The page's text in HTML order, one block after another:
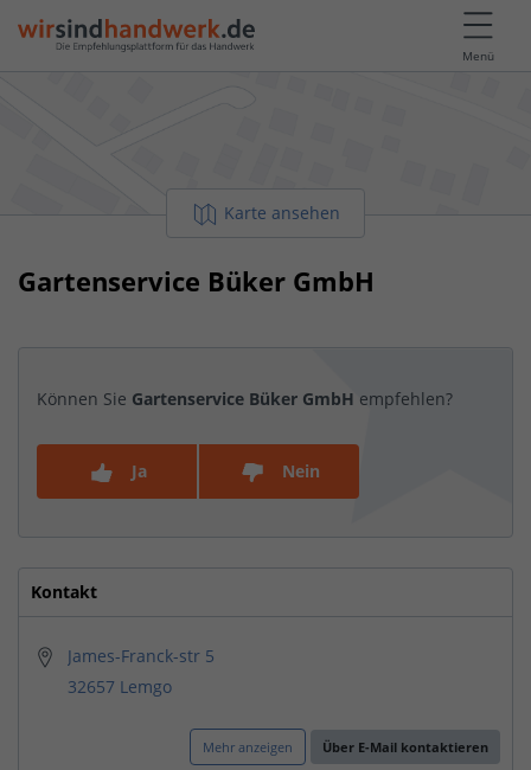
Menü
Karte ansehen
Gartenservice Büker GmbH
Können Sie Gartenservice Büker GmbH empfehlen?
Ja Nein
Kontakt
James-Franck-str 5
32657 Lemgo
Mehr anzeigen Über E-Mail kontaktieren